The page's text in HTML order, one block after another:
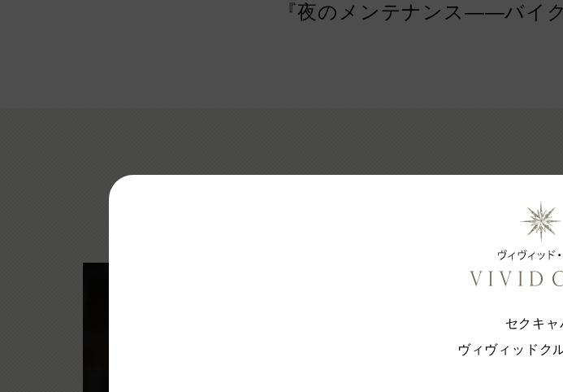
セクキャ
ヴィヴィッドク
『夜のメンテナンス——バイ